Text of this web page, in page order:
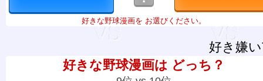
好きな野球漫画を お選びください。
好き嫌
好きな野球漫画は どっち？